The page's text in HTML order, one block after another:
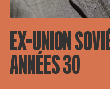
EX-UNION
ANNÉES 30